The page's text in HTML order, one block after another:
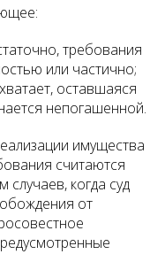
требования
или частично;
оставшаяся
непогашенной.
имущества
считаются
когда суд
от